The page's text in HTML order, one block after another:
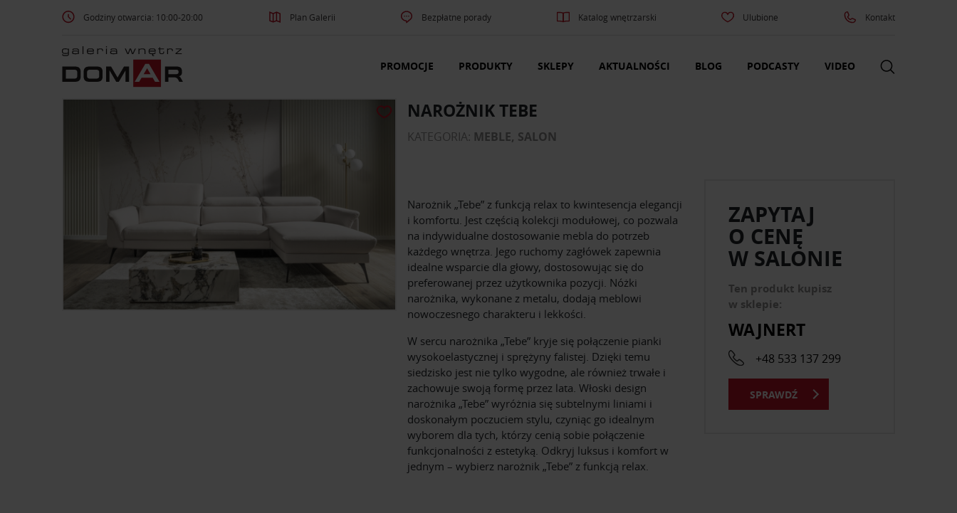
Godziny otwarcia: 10:00-20:00 Plan Galerii Bezpłatne porady Katalog wnętrzarski Ulubione Kontakt
PROMOCJE PRODUKTY SKLEPY AKTUALNOŚCI BLOG PODCASTY VIDEO
NAROŻNIK TEBE
KATEGORIA: MEBLE, SALON
Narożnik „Tebe” z funkcją relax to kwintesencja elegancji
i komfortu. Jest częścią kolekcji modułowej, co pozwala
na indywidualne dostosowanie mebla do potrzeb
każdego wnętrza. Jego ruchomy zagłówek zapewnia
idealne wsparcie dla głowy, dostosowując się do
preferowanej przez użytkownika pozycji. Nóżki
narożnika, wykonane z metalu, dodają meblowi
nowoczesnego charakteru i lekkości.
W sercu narożnika „Tebe” kryje się połączenie pianki
wysokoelastycznej i sprężyny falistej. Dzięki temu
siedzisko jest nie tylko wygodne, ale również trwałe i
zachowuje swoją formę przez lata. Włoski design
narożnika „Tebe” wyróżnia się subtelnymi liniami i
doskonałym poczuciem stylu, czyniąc go idealnym
wyborem dla tych, którzy cenią sobie połączenie
funkcjonalności z estetyką. Odkryj luksus i komfort w
jednym – wybierz narożnik „Tebe” z funkcją relax.
ZAPYTAJ
O CENĘ
W SALONIE
Ten produkt kupisz
w sklepie:
WAJNERT
+48 533 137 299
SPRAWDŹ